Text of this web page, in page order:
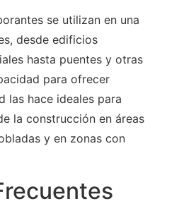
se utilizan en una
desde edificios
hasta puentes y otras
para ofrecer
las hace ideales para
la construcción en áreas
y en zonas con